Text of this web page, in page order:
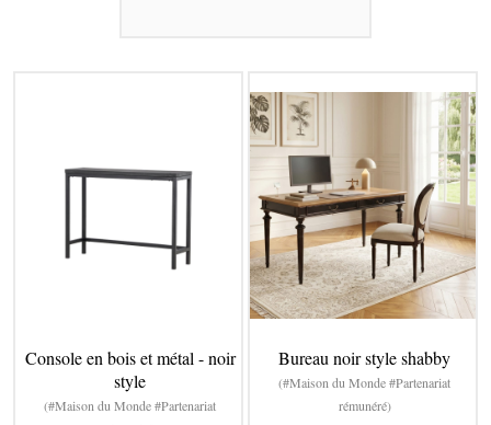
Console en bois et métal - noir
style
(#Maison du Monde #Partenariat
Bureau noir style shabby
(#Maison du Monde #Partenariat
rémunéré)